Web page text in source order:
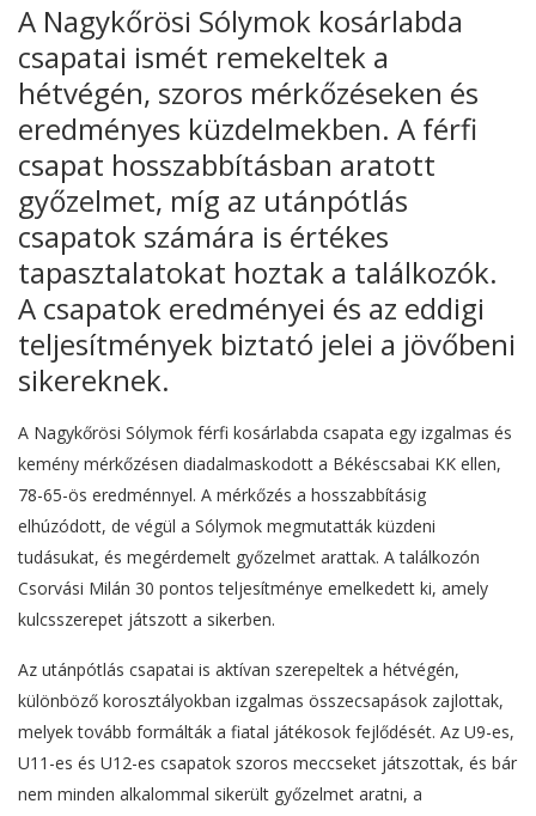
A Nagykőrösi Sólymok kosárlabda
csapatai ismét remekeltek a
hétvégén, szoros mérkőzéseken és
eredményes küzdelmekben. A férfi
csapat hosszabbításban aratott
győzelmet, míg az utánpótlás
csapatok számára is értékes
tapasztalatokat hoztak a találkozók.
A csapatok eredményei és az eddigi
teljesítmények biztató jelei a jövőbeni
sikereknek.
A Nagykőrösi Sólymok férfi kosárlabda csapata egy izgalmas és
kemény mérkőzésen diadalmaskodott a Békéscsabai KK ellen,
78-65-ös eredménnyel. A mérkőzés a hosszabbításig
elhúzódott, de végül a Sólymok megmutatták küzdeni
tudásukat, és megérdemelt győzelmet arattak. A találkozón
Csorvási Milán 30 pontos teljesítménye emelkedett ki, amely
kulcsszerepet játszott a sikerben.
Az utánpótlás csapatai is aktívan szerepeltek a hétvégén,
különböző korosztályokban izgalmas összecsapások zajlottak,
melyek tovább formálták a fiatal játékosok fejlődését. Az U9-es,
U11-es és U12-es csapatok szoros meccseket játszottak, és bár
nem minden alkalommal sikerült győzelmet aratni, a